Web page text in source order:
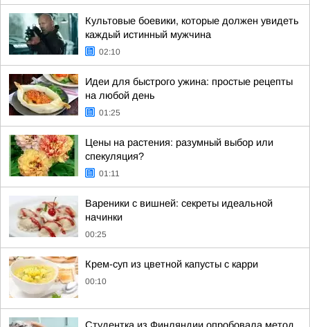
Культовые боевики, которые должен увидеть
каждый истинный мужчина
02:10
Идеи для быстрого ужина: простые рецепты
на любой день
01:25
Цены на растения: разумный выбор или
спекуляция?
01:11
Вареники с вишней: секреты идеальной
начинки
00:25
Крем-суп из цветной капусты с карри
00:10